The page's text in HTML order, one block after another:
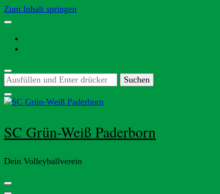
Zum Inhalt springen
Suchst
du
nach
etwas?
SC Grün-Weiß Paderborn
Dein Volleyballverein